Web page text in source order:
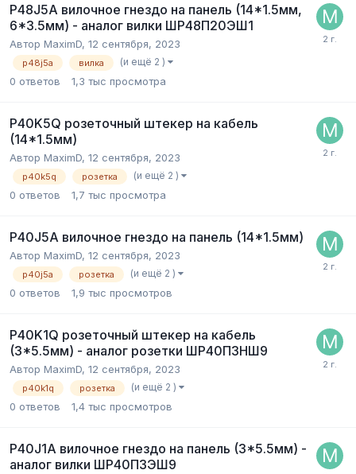
P48J5A вилочное гнездо на панель (14*1.5мм,
6*3.5мм) - аналог вилки ШР48П20ЭШ1
Автор MaximD, 12 сентября, 2023
p48j5a вилка (и ещё 2 )
0 ответов 1,3 тыс просмотра
P40K5Q розеточный штекер на кабель
(14*1.5мм)
Автор MaximD, 12 сентября, 2023
p40k5q розетка (и ещё 2 )
0 ответов 1,7 тыс просмотра
P40J5A вилочное гнездо на панель (14*1.5мм)
Автор MaximD, 12 сентября, 2023
p40j5a розетка (и ещё 2 )
0 ответов 1,9 тыс просмотров
P40K1Q розеточный штекер на кабель
(3*5.5мм) - аналог розетки ШР40П3НШ9
Автор MaximD, 12 сентября, 2023
p40k1q розетка (и ещё 2 )
0 ответов 1,4 тыс просмотров
P40J1A вилочное гнездо на панель (3*5.5мм) -
аналог вилки ШР40П3ЭШ9